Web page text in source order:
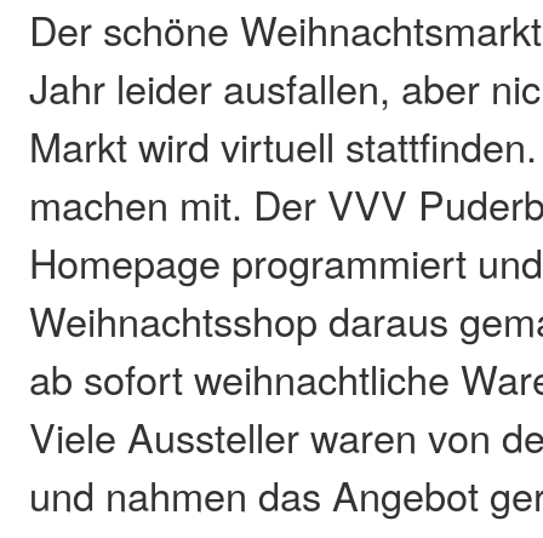
Der schöne
Jahr leider ausfallen, aber
Markt wird virtuell
machen mit. Der VVV
Homepage programmiert
Weihnachtsshop daraus
ab sofort weihnachtliche
Viele Aussteller waren von
und nahmen das Angebot